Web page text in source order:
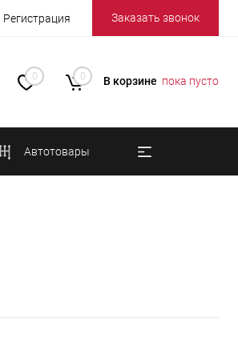
Регистрация Заказать звонок
0 0 В корзине пока пусто
Автотовары